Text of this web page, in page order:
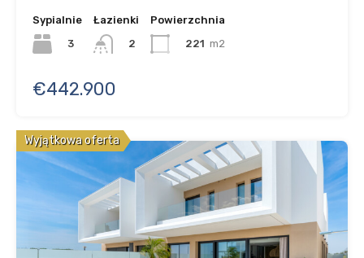
Sypialnie
3
Łazienki
2
Powierzchnia
221 m2
€442.900
Wyjątkowa oferta